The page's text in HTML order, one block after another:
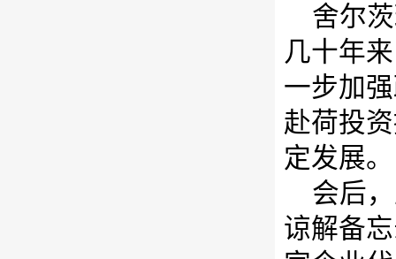
舍尔
几十年
一步加
赴荷投
定发展。
会后
谅解备